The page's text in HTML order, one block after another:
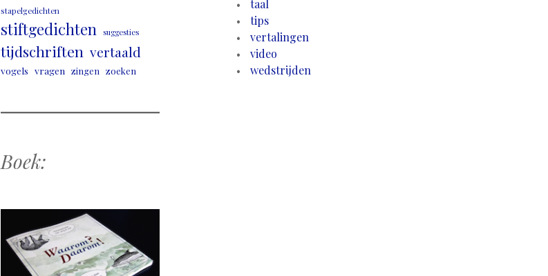
stapelgedichten
stiftgedichten suggesties
tijdschriften vertaald
vogels vragen zingen zoeken
Boek:
taal
tips
vertalingen
video
wedstrijden